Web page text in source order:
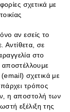
σχετικά με
αν εσείς το
Αντίθετα, σε
στο
σχετικά με
τρόπος
η αποστολή των
εξέλιξη της